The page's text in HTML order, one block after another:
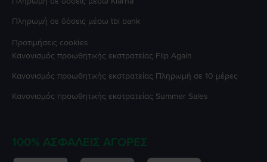
Πληρωμή σε δόσεις μέσω tbi bank
Προτιμήσεις cookies
Κανονισμός προωθητικής εκστρατείας Flip Again
Κανονισμός προωθητικής εκστρατείας Πληρωμή σε 10 μέρες
Κανονισμός προωθητικής εκστρατείας Summer Sales
100% ΑΣΦΑΛΕΊΣ ΑΓΟΡΈΣ